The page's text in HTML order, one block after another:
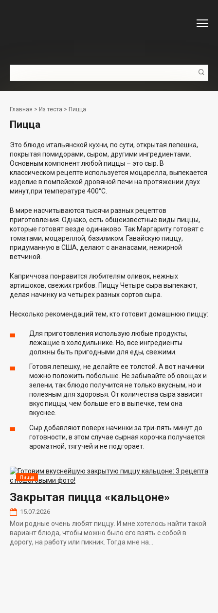
Главная > Из теста > Пицца
Пицца
Это блюдо итальянской кухни, по сути, открытая лепешка,
покрытая помидорами, сыром, другими ингредиентами.
Основным компонент любой пиццы – это сыр. В
классическом рецепте используется моцарелла, выпекается
изделие в помпейской дровяной печи на протяжении двух
минут,при температуре 400°C.
В мире насчитываются тысячи разных рецептов
приготовления. Однако, есть общеизвестные виды пиццы,
которые готовят везде одинаково. Так Маргариту готовят с
томатами, моцареллой, базиликом. Гавайскую пиццу,
придуманную в США, делают с ананасами, нежирной
ветчиной.
Каприччоза понравится любителям оливок, нежных
артишоков, свежих грибов. Пиццу Четыре сыра выпекают,
делая начинку из четырех разных сортов сыра.
Несколько рекомендаций тем, кто готовит домашнюю пиццу:
Для приготовления использую любые продукты,
лежащие в холодильнике. Но, все ингредиенты
должны быть пригодными для еды, свежими.
Готовя лепешку, не делайте ее толстой. А вот начинки
можно положить побольше. Не забывайте об овощах и
зелени, так блюдо получится не только вкусным, но и
полезным для здоровья. От количества сыра зависит
вкус пиццы, чем больше его в выпечке, тем она
вкуснее.
Сыр добавляют поверх начинки за три-пять минут до
готовности, в этом случае сырная корочка получается
ароматной, тягучей и не подгорает.
Пицца
Закрытая пицца «кальцоне»
15.07.2026
Мои родные очень любят пиццу. И мне хотелось найти такой
вариант блюда, чтобы можно было его взять с собой в
дорогу, на работу или пикник. Тогда мне на...